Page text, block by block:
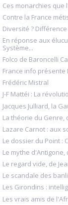
Ces monarchies que
Contre la France
Diversité ?
En réponse aux
Système...
Folco de Baroncelli
France info présente
Frédéric Mistral
J-F Mattéi : La
Jacques Julliard, la
La théorie du Genre,
Lazare Carnot : aux
Le dossier du Point :
Le mythe d'Antigone,
Le regard vide, de
Le scandale des
Les Girondins :
Les vrais amis de